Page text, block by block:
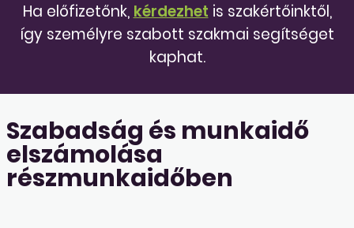
Ha előfizetőnk, kérdezhet is szakértőinktől,
így személyre szabott szakmai segítséget
kaphat.
Szabadság és munkaidő
elszámolása
részmunkaidőben